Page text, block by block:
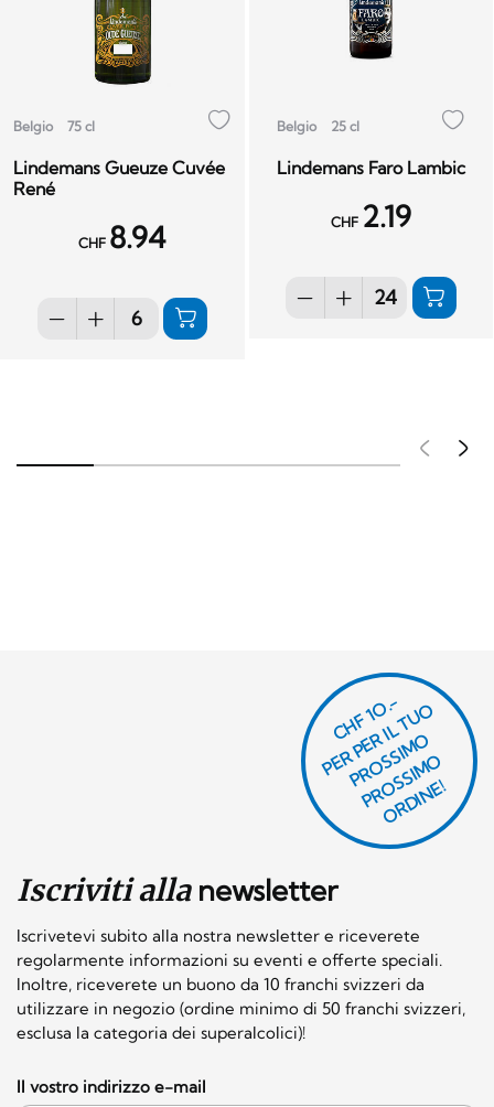
Belgio 75 cl
Lindemans Gueuze Cuvée
René
CHF 8.94
Belgio 25 cl
Lindemans Faro Lambic
CHF 2.19
Iscriviti allanewsletter
Iscrivetevi subito alla nostra newsletter e riceverete
regolarmente informazioni su eventi e offerte speciali.
Inoltre, riceverete un buono da 10 franchi svizzeri da
utilizzare in negozio (ordine minimo di 50 franchi svizzeri,
esclusa la categoria dei superalcolici)!
CHF 1O.-
P
E
R
P
E
R I
L
T
U
O
P
R
O
S
SI
M
O
P
R
O
S
SI
M
O
O
R
DI
N
E!
Il vostro indirizzo e-mail